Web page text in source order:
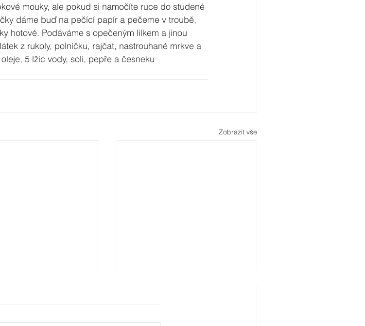
mouky, ale pokud si namočíte ruce do studené
dáme buď na pečící papír a pečeme v troubě,
hotové. Podáváme s opečeným lilkem a jinou
z rukoly, polníčku, rajčat, nastrouhané mrkve a
5 lžic vody, soli, pepře a česneku
Zobrazit vše